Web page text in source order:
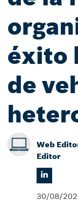
éxito
de
Web
Editor
30/08/